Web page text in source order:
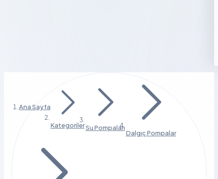
Ana Sayfa
KategorilerSu Pompaları
Dalgıç Pompalar